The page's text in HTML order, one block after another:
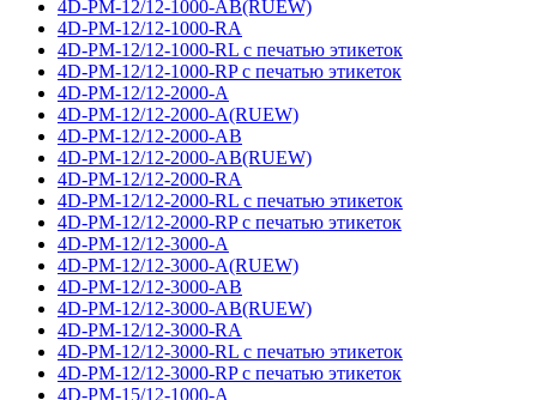
4D-PM-12/12-1000-AB(RUEW)
4D-PM-12/12-1000-RA
4D-PM-12/12-1000-RL с печатью этикеток
4D-PM-12/12-1000-RP с печатью этикеток
4D-PM-12/12-2000-A
4D-PM-12/12-2000-A(RUEW)
4D-PM-12/12-2000-AB
4D-PM-12/12-2000-AB(RUEW)
4D-PM-12/12-2000-RA
4D-PM-12/12-2000-RL с печатью этикеток
4D-PM-12/12-2000-RP с печатью этикеток
4D-PM-12/12-3000-A
4D-PM-12/12-3000-A(RUEW)
4D-PM-12/12-3000-AB
4D-PM-12/12-3000-AB(RUEW)
4D-PM-12/12-3000-RA
4D-PM-12/12-3000-RL с печатью этикеток
4D-PM-12/12-3000-RP с печатью этикеток
4D-PM-15/12-1000-A